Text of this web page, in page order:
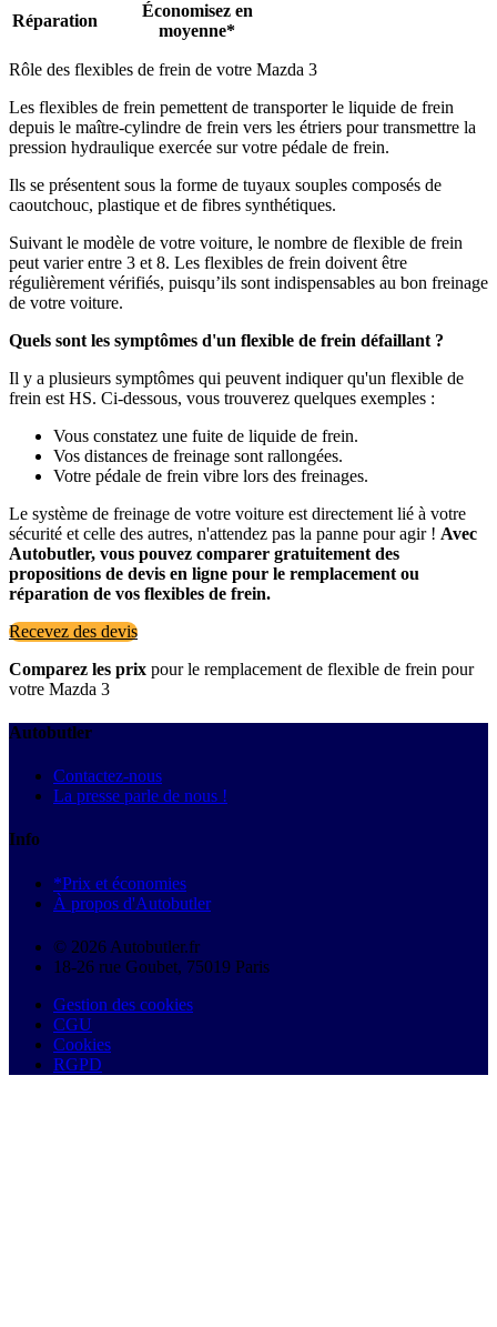
Réparation
Économisez en
moyenne*
Rôle des flexibles de frein de votre Mazda 3
Les flexibles de frein pemettent de transporter le liquide de frein
depuis le maître-cylindre de frein vers les étriers pour transmettre la
pression hydraulique exercée sur votre pédale de frein.
Ils se présentent sous la forme de tuyaux souples composés de
caoutchouc, plastique et de fibres synthétiques.
Suivant le modèle de votre voiture, le nombre de flexible de frein
peut varier entre 3 et 8. Les flexibles de frein doivent être
régulièrement vérifiés, puisqu’ils sont indispensables au bon freinage
de votre voiture.
Quels sont les symptômes d'un flexible de frein défaillant ?
Il y a plusieurs symptômes qui peuvent indiquer qu'un flexible de
frein est HS. Ci-dessous, vous trouverez quelques exemples :
Vous constatez une fuite de liquide de frein.
Vos distances de freinage sont rallongées.
Votre pédale de frein vibre lors des freinages.
Le système de freinage de votre voiture est directement lié à votre
sécurité et celle des autres, n'attendez pas la panne pour agir ! Avec
Autobutler, vous pouvez comparer gratuitement des
propositions de devis en ligne pour le remplacement ou
réparation de vos flexibles de frein.
Recevez des devis
Comparez les prix pour le remplacement de flexible de frein pour
votre Mazda 3
Autobutler
Contactez-nous
La presse parle de nous !
Info
*Prix et économies
À propos d'Autobutler
© 2026 Autobutler.fr
18-26 rue Goubet, 75019 Paris
Gestion des cookies
CGU
Cookies
RGPD